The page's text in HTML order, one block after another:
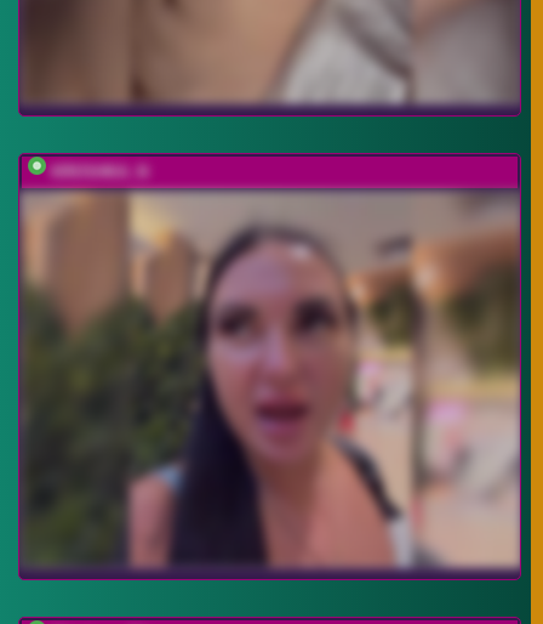
KROSHKA_N